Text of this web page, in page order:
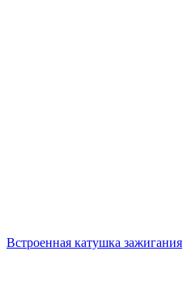
Встроенная катушка зажигания